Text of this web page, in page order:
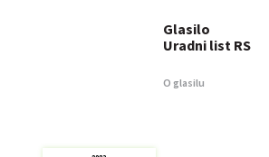
Glasilo
Uradni list RS
O glasilu